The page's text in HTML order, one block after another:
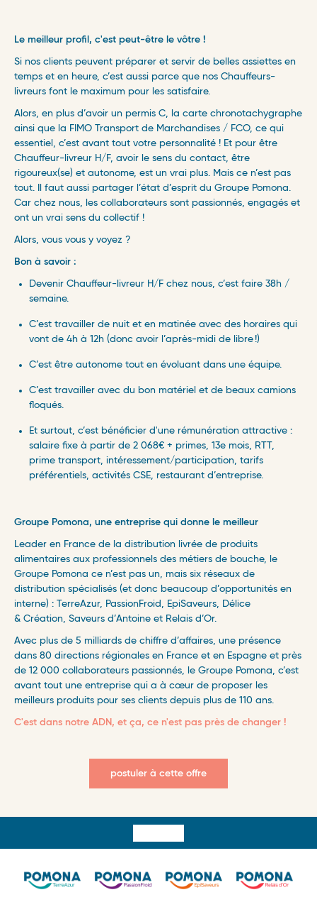
Le meilleur profil, c'est peut-être le vôtre !
Si nos clients peuvent préparer et servir de belles assiettes en
temps et en heure, c’est aussi parce que nos Chauffeurs-
livreurs font le maximum pour les satisfaire.
Alors, en plus d’avoir un permis C, la carte chronotachygraphe
ainsi que la FIMO Transport de Marchandises / FCO, ce qui
essentiel, c’est avant tout votre personnalité ! Et pour être
Chauffeur-livreur H/F, avoir le sens du contact, être
rigoureux(se) et autonome, est un vrai plus. Mais ce n’est pas
tout. Il faut aussi partager l’état d’esprit du Groupe Pomona.
Car chez nous, les collaborateurs sont passionnés, engagés et
ont un vrai sens du collectif !
Alors, vous vous y voyez ?
Bon à savoir :
Devenir Chauffeur-livreur H/F chez nous, c’est faire 38h /
semaine.
C’est travailler de nuit et en matinée avec des horaires qui
vont de 4h à 12h (donc avoir l’après-midi de libre !)​
C’est être autonome tout en évoluant dans une équipe.
C’est travailler avec du bon matériel et de beaux camions
floqués.
Et surtout, c’est bénéficier d'une rémunération attractive :
salaire fixe à partir de 2 068€ + primes, 13e mois, RTT,
prime transport, intéressement/participation, tarifs
préférentiels, activités CSE, restaurant d’entreprise.
Groupe Pomona, une entreprise qui donne le meilleur
Leader en France de la distribution livrée de produits
alimentaires aux professionnels des métiers de bouche, le
Groupe Pomona ce n’est pas un, mais six réseaux de
distribution spécialisés (et donc beaucoup d’opportunités en
interne) : TerreAzur, PassionFroid, EpiSaveurs, Délice
& Création, Saveurs d’Antoine et Relais d’Or.
Avec plus de 5 milliards de chiffre d’affaires, une présence
dans 80 directions régionales en France et en Espagne et près
de 12 000 collaborateurs passionnés, le Groupe Pomona, c’est
avant tout une entreprise qui a à cœur de proposer les
meilleurs produits pour ses clients depuis plus de 110 ans.
C'est dans notre ADN, et ça, ce n'est pas près de changer !
postuler à cette offre
Surfooter
menu